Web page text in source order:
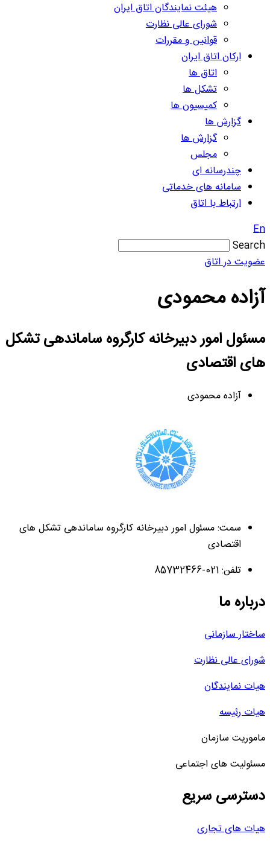
هیئت نمایندگان اتاق ایران
شورای عالی نظارت
قوانین و مقررات
ارکان اتاق ایران
اتاق ها
تشکل ها
کمیسیون ها
گزارش ها
گزارش ها
مجلس
چندرسانه ای
سامانه های خدماتی
ارتباط با اتاق
En
Search
عضویت در اتاق
آزاده محمودی
مسئول امور دبیرخانه کارگروه ساماندهی تشکل
های اقتصادی
آزاده محمودی
سمت: مسئول امور دبیرخانه کارگروه ساماندهی تشکل های
اقتصادی
تلفن: 021-85732466
درباره ما
ساختار سازمانی
شورای عالی نظارت
هیات نمایندگان
هیات رئیسه
ماموریت سازمان
مسئولیت های اجتماعی
دسترسی سریع
هیات های تجاری